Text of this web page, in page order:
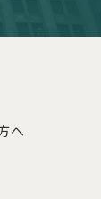
へ